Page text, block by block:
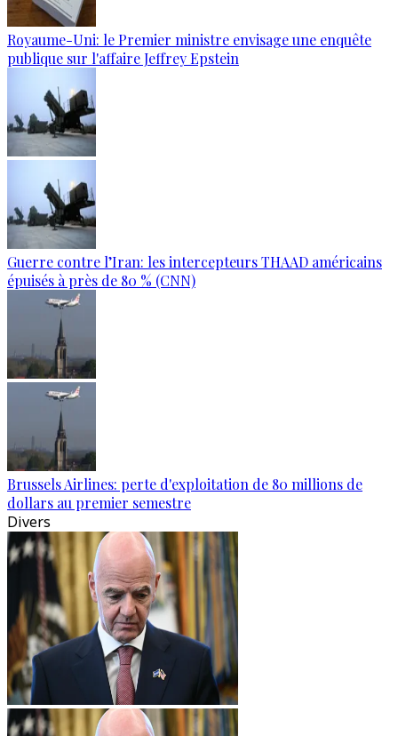
Royaume-Uni: le Premier ministre envisage une enquête
publique sur l'affaire Jeffrey Epstein
Guerre contre l’Iran: les intercepteurs THAAD américains
épuisés à près de 80 % (CNN)
Brussels Airlines: perte d'exploitation de 80 millions de
dollars au premier semestre
Divers